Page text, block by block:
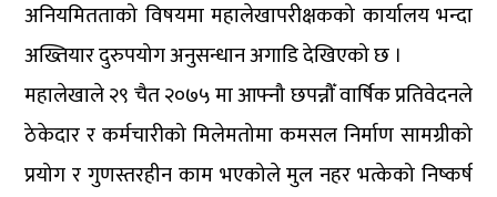
अनियमितताको विषयमा महालेखापरीक्षकको कार्यालय भन्दा
अख्तियार दुरुपयोग अनुसन्धान अगाडि देखिएको छ ।
महालेखाले २९ चैत २०७५ मा आफ्नौ छपन्नौँ वार्षिक प्रतिवेदनले
ठेकेदार र कर्मचारीको मिलेमतोमा कमसल निर्माण सामग्रीको
प्रयोग र गुणस्तरहीन काम भएकोले मुल नहर भत्केको निष्कर्ष